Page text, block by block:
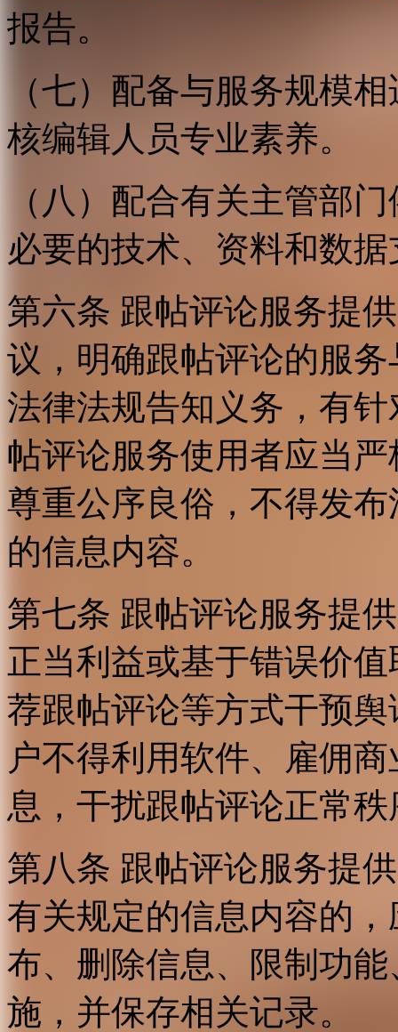
报告。
（七）配备与服务规模
核编辑人员专业素养。
（八）配合有关主管部
必要的技术、资料和数
第六条 跟帖评论服务提
议，明确跟帖评论的服
法律法规告知义务，有
帖评论服务使用者应当
尊重公序良俗，不得发
的信息内容。
第七条 跟帖评论服务提
正当利益或基于错误价
荐跟帖评论等方式干预
户不得利用软件、雇佣
息，干扰跟帖评论正常
第八条 跟帖评论服务提
有关规定的信息内容的
布、删除信息、限制功
施，并保存相关记录。